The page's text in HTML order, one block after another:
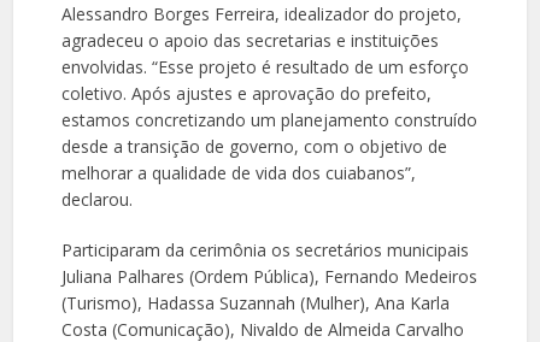
Alessandro Borges Ferreira, idealizador do projeto,
agradeceu o apoio das secretarias e instituições
envolvidas. “Esse projeto é resultado de um esforço
coletivo. Após ajustes e aprovação do prefeito,
estamos concretizando um planejamento construído
desde a transição de governo, com o objetivo de
melhorar a qualidade de vida dos cuiabanos”,
declarou.
Participaram da cerimônia os secretários municipais
Juliana Palhares (Ordem Pública), Fernando Medeiros
(Turismo), Hadassa Suzannah (Mulher), Ana Karla
Costa (Comunicação), Nivaldo de Almeida Carvalho